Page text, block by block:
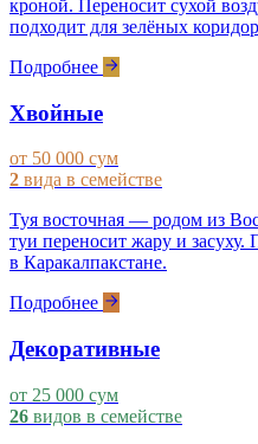
кроной. Переносит сухой
подходит для зелёных
Подробнее
Хвойные
от 50 000 сум
2 вида в семействе
Туя восточная — родом из
туи переносит жару и засуху.
в Каракалпакстане.
Подробнее
Декоративные
от 25 000 сум
26 видов в семействе